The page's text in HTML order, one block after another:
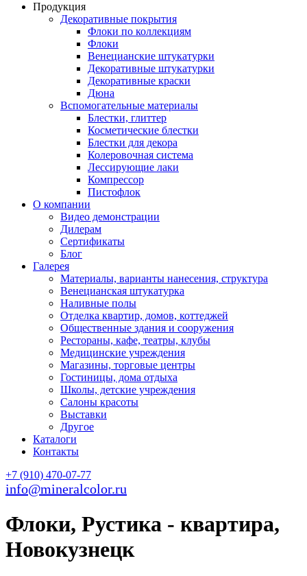
Продукция
Декоративные покрытия
Флоки по коллекциям
Флоки
Венецианские штукатурки
Декоративные штукатурки
Декоративные краски
Дюна
Вспомогательные материалы
Блестки, глиттер
Косметические блестки
Блестки для декора
Колеровочная система
Лессирующие лаки
Компрессор
Пистофлок
О компании
Видео демонстрации
Дилерам
Сертификаты
Блог
Галерея
Материалы, варианты нанесения, структура
Венецианская штукатурка
Наливные полы
Отделка квартир, домов, коттеджей
Общественные здания и сооружения
Рестораны, кафе, театры, клубы
Медицинские учреждения
Магазины, торговые центры
Гостиницы, дома отдыха
Школы, детские учреждения
Салоны красоты
Выставки
Другое
Каталоги
Контакты
+7 (910) 470-07-77
info@mineralcolor.ru
Флоки, Рустика - квартира,
Новокузнецк